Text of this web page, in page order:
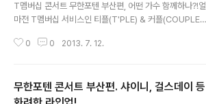
T멤버십 콘서트 무한포텐 부산편, 어떤 가수 함께하나?!얼
마전 T멤버십 서비스인 티플(T'PLE) & 커플(COUPLE)
적이 있죠?! 첫번째 콘서트가 서울에서 열렸고, 두번째는
함께하는 가수는 누구일지, 자신이 좋아하는 가수는 나오
는지 궁금하신 분들 많으시죠? 이전 포스트에서 '샤이니,
0 0 2013. 7. 12.
무한포텐 콘서트 부산편. 샤이니, 걸스데이 등